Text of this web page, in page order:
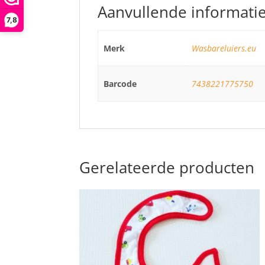
7,8 Aanvullende
Merk Wasbareluiers.eu
Barcode 7438221775750
Gerelateerde producten